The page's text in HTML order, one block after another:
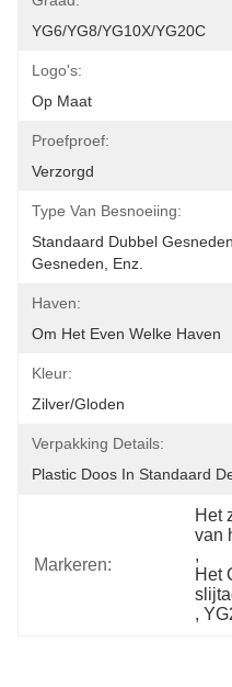
YG6/YG8/YG10X/YG20C
Logo's:
Op Maat
Proefproef:
Verzorgd
Type Van Besnoeiing:
Standaard Dubbel
Gesneden, Enz.
Haven:
Om Het Even Welke Haven
Kleur:
Zilver/Gloden
Verpakking Details:
Plastic Doos In Standaard
Markeren:
Het
van
,
Het
,